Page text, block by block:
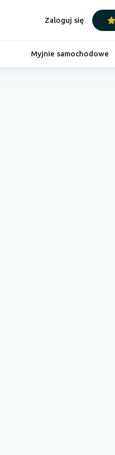
Zaloguj się
Myjnie samochodowe